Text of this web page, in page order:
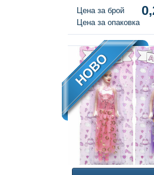
Цена за брой
Цена за опаковка
НОВО